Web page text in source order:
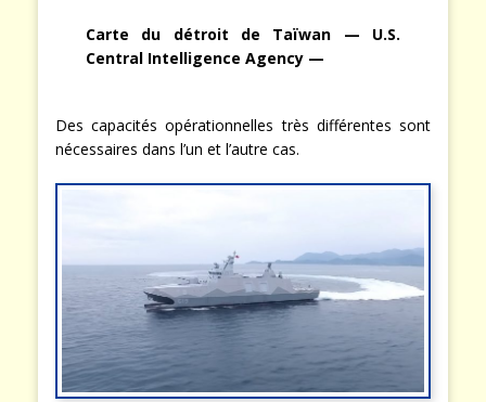
Carte du détroit de Taïwan — U.S.
Central Intelligence Agency —
Des capacités opérationnelles très différentes sont
nécessaires dans l’un et l’autre cas.